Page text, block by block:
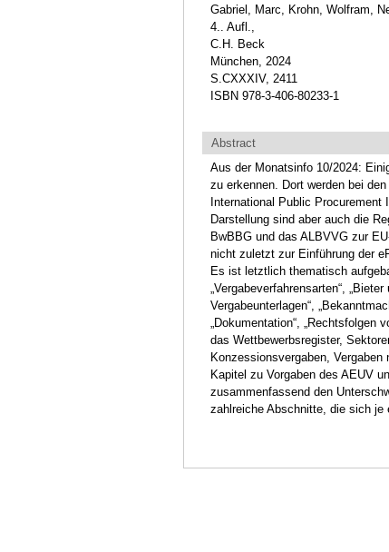
Gabriel, Marc, Krohn, Wolfram,
4.. Aufl.,
C.H. Beck
München, 2024
S.CXXXIV, 2411
ISBN 978-3-406-80233-1
Abstract
Aus der Monatsinfo 10/2024:
zu erkennen. Dort werden bei
International Public
Darstellung sind aber auch die
BwBBG und das ALBVVG zur
nicht zuletzt zur Einführung der
Es ist letztlich thematisch
„Vergabeverfahrensarten“,
Vergabeunterlagen“,
„Dokumentation“, „Rechtsfolgen
das Wettbewerbsregister,
Konzessionsvergaben,
Kapitel zu Vorgaben des AEUV
zusammenfassend den
zahlreiche Abschnitte, die sich je